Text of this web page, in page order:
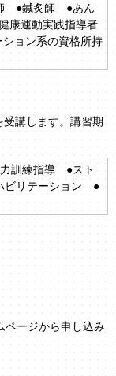
●鍼炙師 ●あん
康運動実践指導者
ョン系の資格所持
講します。講習期
訓練指導 ●スト
リテーション ●
ページから申し込み